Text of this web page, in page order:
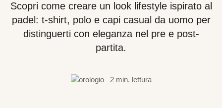
Scopri come creare un look lifestyle ispirato al
padel: t-shirt, polo e capi casual da uomo per
distinguerti con eleganza nel pre e post-
partita.
2 min. lettura